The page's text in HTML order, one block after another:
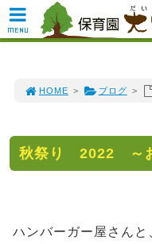
HOME > ブログ >
秋祭り 2022 ～
ハンバーガー屋さん
MENU